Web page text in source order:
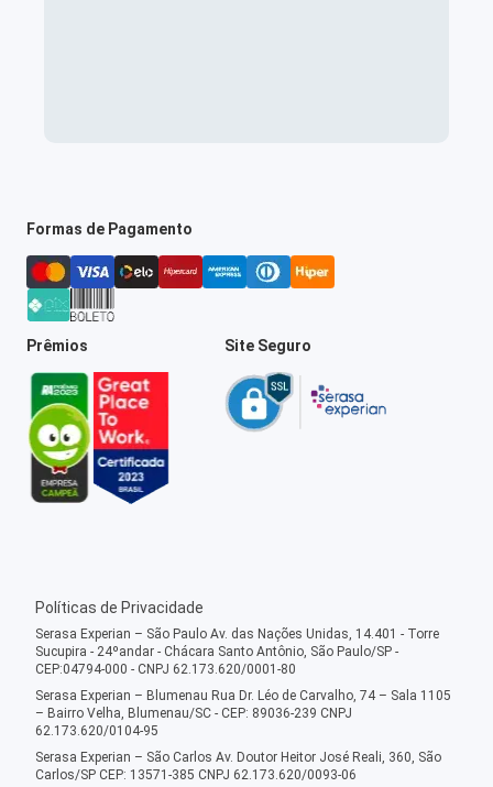
Formas de Pagamento
Prêmios Site Seguro
Políticas de Privacidade
Serasa Experian – São Paulo Av. das Nações Unidas, 14.401 - Torre
Sucupira - 24ºandar - Chácara Santo Antônio, São Paulo/SP -
CEP:04794-000 - CNPJ 62.173.620/0001-80
Serasa Experian – Blumenau Rua Dr. Léo de Carvalho, 74 – Sala 1105
– Bairro Velha, Blumenau/SC - CEP: 89036-239 CNPJ
62.173.620/0104-95
Serasa Experian – São Carlos Av. Doutor Heitor José Reali, 360, São
Carlos/SP CEP: 13571-385 CNPJ 62.173.620/0093-06